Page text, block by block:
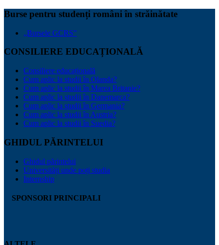
Burse pentru studenți români în străinătate
„Bursele GCRS”
CONSILIERE EDUCAȚIONALĂ
Consiliere educațională
Cum aplic la studii în Olanda?
Cum aplic la studii în Marea Britanie?
Cum aplic la studii în Danemarca?
Cum aplic la studii în Germania?
Cum aplic la studii în Austria?
Cum aplic la studii în Suedia?
GHIDUL PĂRINTELUI
Ghidul părintelui
Universități unde poți studia
Internship
SPONSORI PRINCIPALI